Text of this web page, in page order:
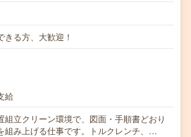
きる方、大歓迎！
給
組立クリーン環境で、図面・手順書どおり
組み上げる仕事です。トルクレンチ、…